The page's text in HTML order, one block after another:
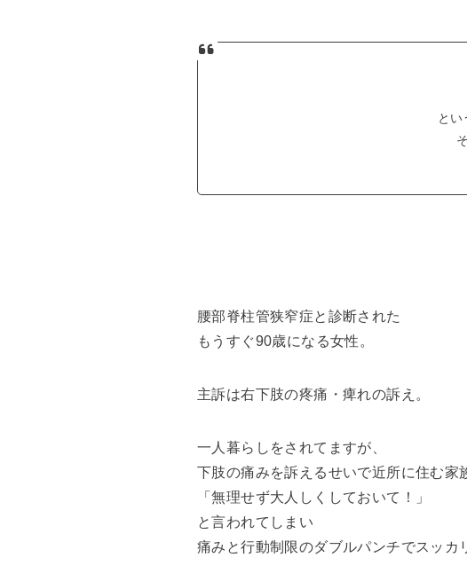
とい
腰部脊柱管狭窄症と診断された
もうすぐ90歳になる女性。
主訴は右下肢の疼痛・痺れの訴え。
一人暮らしをされてますが、
下肢の痛みを訴えるせいで近所に住む家
「無理せず大人しくしておいて！」
と言われてしまい
痛みと行動制限のダブルパンチでスッカ